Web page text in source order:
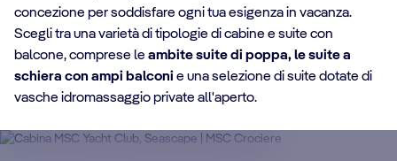
concezione per soddisfare ogni tua esigenza in vacanza.
Scegli tra una varietà di tipologie di cabine e suite con
balcone, comprese le ambite suite di poppa, le suite a
schiera con ampi balconi e una selezione di suite dotate di
vasche idromassaggio private all'aperto.
DETTAGLI CABINA
MSC Yacht Club
Suite
Goditi una crociera di lusso